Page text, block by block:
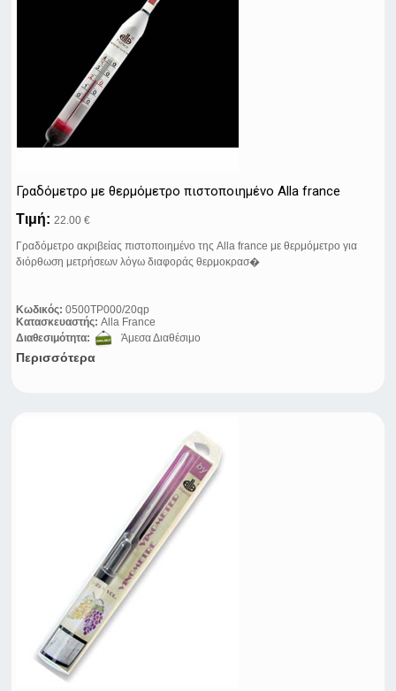
Γραδόμετρο με θερμόμετρο πιστοποιημένο Alla france
Τιμή: 22.00 €
Γραδόμετρο ακριβείας πιστοποιημένο της Alla france με θερμόμετρο για
διόρθωση μετρήσεων λόγω διαφοράς θερμοκρασ�
Κωδικός: 0500TP000/20qp
Κατασκευαστής: Alla France
Διαθεσιμότητα:
Άμεσα Διαθέσιμο
Περισσότερα